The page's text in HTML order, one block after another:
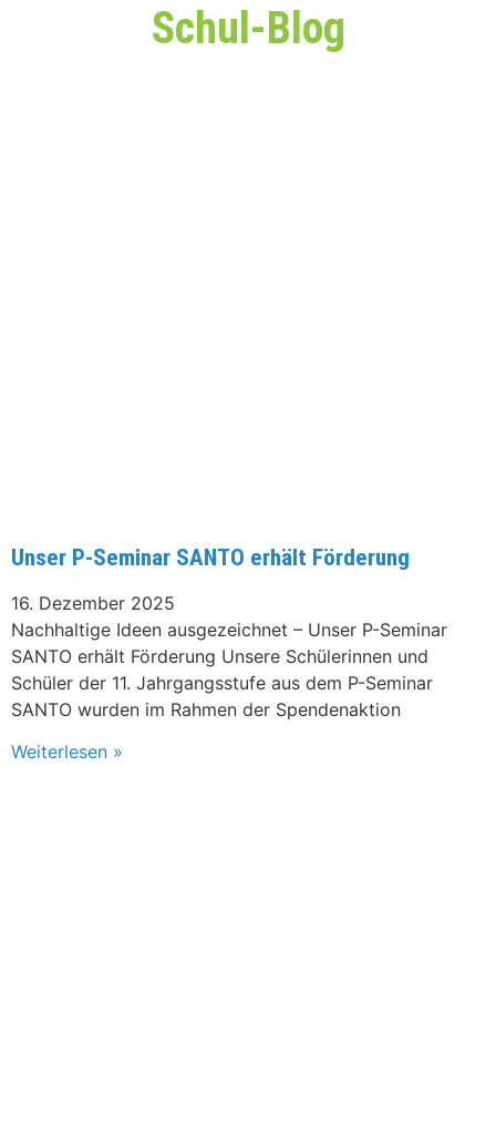
Schul-Blog
Unser P-Seminar SANTO erhält Förderung
16. Dezember 2025
Nachhaltige Ideen ausgezeichnet – Unser P-Seminar
SANTO erhält Förderung Unsere Schülerinnen und
Schüler der 11. Jahrgangsstufe aus dem P-Seminar
SANTO wurden im Rahmen der Spendenaktion
Weiterlesen »